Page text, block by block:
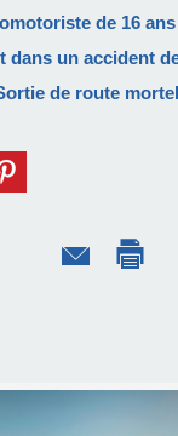
de 16
dans un accident
de route